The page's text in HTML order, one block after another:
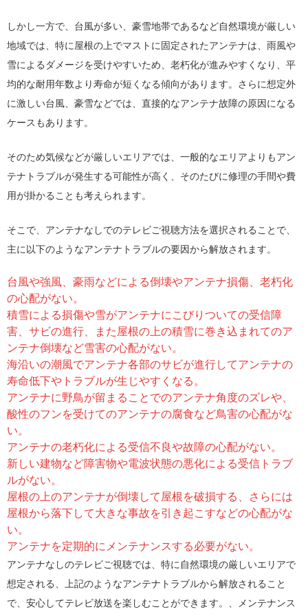
しかし一方で、台風が多い、豪雪地帯であるなど自然環境が厳しい
地域では、特に屋根の上でマストに固定されたアンテナは、雨風や
雪によるダメージを受けやすいため、老朽化が進みやすくなり、平
均的な耐用年数より寿命が短くなる傾向があります。さらに想定外
に激しい台風、豪雪などでは、直接的なアンテナ故障の原因になる
ケースもあります。
そのため気候などが厳しいエリアでは、一般的なエリアよりもアン
テナトラブルが発生する可能性が高く、そのたびに修理の手間や費
用が掛かることも考えられます。
そこで、アンテナなしでのテレビご視聴方法を選択されることで、
主に以下のようなアンテナトラブルの要因から解放されます。
台風や強風、豪雨などによる倒壊やアンテナ損傷、老朽化
の心配がない。
積雪による損傷や雪がアンテナにこびりついての受信障
害、サビの進行、また屋根の上の積雪に巻き込まれてのア
ンテナ倒壊など雪害の心配がない。
海沿いの潮風でアンテナ各部のサビが進行してアンテナの
寿命低下やトラブルが生じやすくなる。
アンテナに野鳥が留まることでのアンテナ角度のズレや、
酸性のフンを受けてのアンテナの腐食など鳥害の心配がな
い。
アンテナの老朽化による受信不良や故障の心配がない。
新しい建物など障害物や電波状態の悪化による受信トラブ
ルがない。
屋根の上のアンテナが倒壊して屋根を破損する、さらには
屋根から落下して大きな事故を引き起こすなどの心配がな
い。
アンテナを定期的にメンテナンスする必要がない。
アンテナなしのテレビご視聴では、特に自然環境の厳しいエリアで
想定される、上記のようなアンテナトラブルから解放されること
で、安心してテレビ放送を楽しむことができます。、メンテナンス